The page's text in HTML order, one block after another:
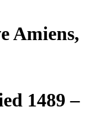
Amiens,
1489 –